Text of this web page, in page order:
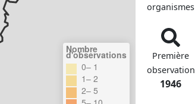
Nombre
d'observations
0– 1
1– 2
2– 5
organismes
Première
observation
1946